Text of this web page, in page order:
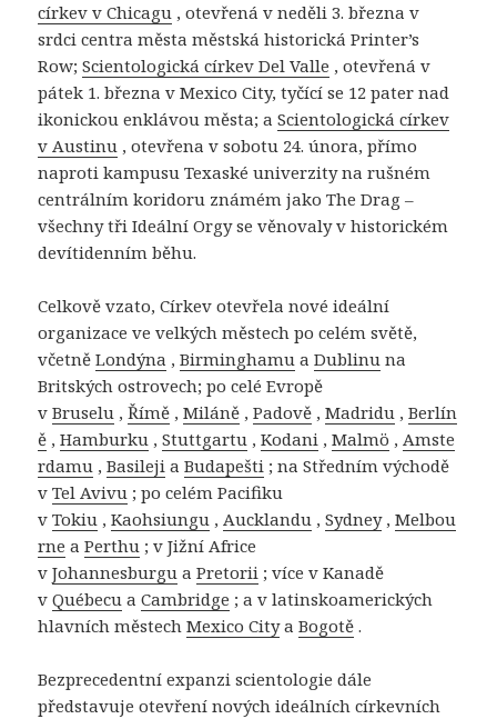
církev v Chicagu , otevřená v neděli 3. března v
srdci centra města městská historická Printer’s
Row;Scientologická církev Del Valle , otevřená v
pátek 1. března v Mexico City, tyčící se 12 pater nad
ikonickou enklávou města; aScientologická církev
v Austinu , otevřena v sobotu 24. února, přímo
naproti kampusu Texaské univerzity na rušném
centrálním koridoru známém jako The Drag –
všechny tři Ideální Orgy se věnovaly v historickém
devítidenním běhu.
Celkově vzato, Církev otevřela nové ideální
organizace ve velkých městech po celém světě,
včetněLondýna ,Birminghamu aDublinu na
Britských ostrovech; po celé Evropě
vBruselu ,Římě ,Miláně ,Padově ,Madridu ,Berlín
ě ,Hamburku ,Stuttgartu ,Kodani ,Malmö ,Amste
rdamu ,Basileji aBudapešti ; na Středním východě
vTel Avivu ; po celém Pacifiku
vTokiu ,Kaohsiungu ,Aucklandu ,Sydney,Melbou
rne aPerthu ; v Jižní Africe
vJohannesburgu aPretorii ; více v Kanadě
vQuébecu aCambridge ; a v latinskoamerických
hlavních městechMexico CityaBogotě .
Bezprecedentní expanzi scientologie dále
představuje otevření nových ideálních církevních